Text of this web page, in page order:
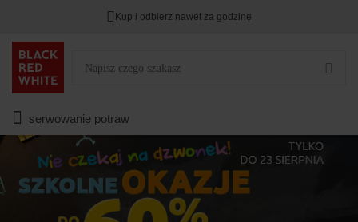
HITY DNIA przy zapisie na Newsletter.
Kup i odbierz nawet za godzinę
serwowanie potraw